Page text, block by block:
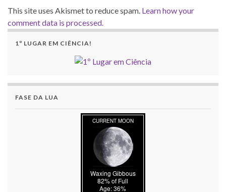
This site uses Akismet to reduce spam. Learn how your
comment data is processed.
1º LUGAR EM CIÊNCIA!
FASE DA LUA